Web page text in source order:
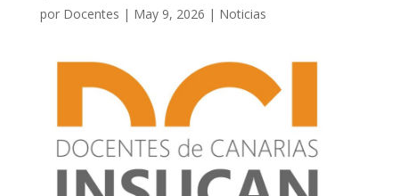
por Docentes | May 9, 2026 | Noticias